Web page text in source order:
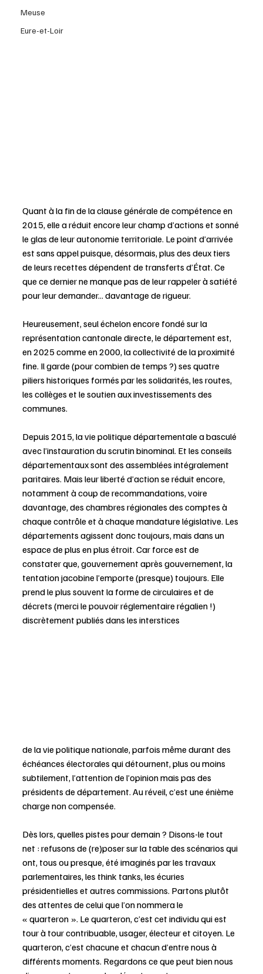
Meuse
Eure-et-Loir
Quant à la fin de la clause générale de compétence en
2015, elle a réduit encore leur champ d’actions et sonné
le glas de leur autonomie territoriale. Le point d’arrivée
est sans appel puisque, désormais, plus des deux tiers
de leurs recettes dépendent de transferts d’État. Ce
que ce dernier ne manque pas de leur rappeler à satiété
pour leur demander... davantage de rigueur.
Heureusement, seul échelon encore fondé sur la
représentation cantonale directe, le département est,
en 2025 comme en 2000, la collectivité de la proximité
fine. Il garde (pour combien de temps ?) ses quatre
piliers historiques formés par les solidarités, les routes,
les collèges et le soutien aux investissements des
communes.
Depuis 2015, la vie politique départementale a basculé
avec l’instauration du scrutin binominal. Et les conseils
départementaux sont des assemblées intégralement
paritaires. Mais leur liberté d’action se réduit encore,
notamment à coup de recommandations, voire
davantage, des chambres régionales des comptes à
chaque contrôle et à chaque mandature législative. Les
départements agissent donc toujours, mais dans un
espace de plus en plus étroit. Car force est de
constater que, gouvernement après gouvernement, la
tentation jacobine l’emporte (presque) toujours. Elle
prend le plus souvent la forme de circulaires et de
décrets (merci le pouvoir réglementaire régalien !)
discrètement publiés dans les interstices
de la vie politique nationale, parfois même durant des
échéances électorales qui détournent, plus ou moins
subtilement, l’attention de l’opinion mais pas des
présidents de département. Au réveil, c’est une énième
charge non compensée.
Dès lors, quelles pistes pour demain ? Disons-le tout
net : refusons de (re)poser sur la table des scénarios qui
ont, tous ou presque, été imaginés par les travaux
parlementaires, les think tanks, les écuries
présidentielles et autres commissions. Partons plutôt
des attentes de celui que l’on nommera le
« quarteron ». Le quarteron, c’est cet individu qui est
tour à tour contribuable, usager, électeur et citoyen. Le
quarteron, c’est chacune et chacun d’entre nous à
différents moments. Regardons ce que peut bien nous